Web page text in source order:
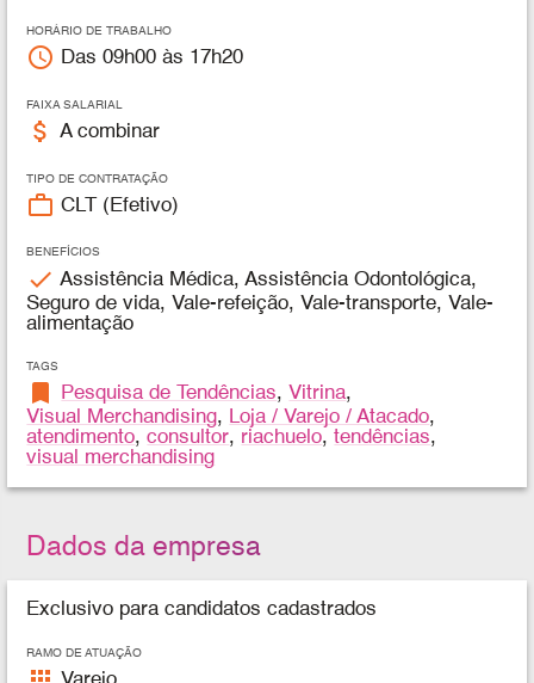
HORÁRIO DE TRABALHO
access_time Das 09h00 às 17h20
FAIXA SALARIAL
attach_money A combinar
TIPO DE CONTRATAÇÃO
work_outline CLT (Efetivo)
BENEFÍCIOS
check Assistência Médica, Assistência Odontológica,
Seguro de vida, Vale-refeição, Vale-transporte, Vale-
alimentação
TAGS
bookmark Pesquisa de Tendências, Vitrina,
Visual Merchandising, Loja / Varejo / Atacado,
atendimento,consultor, riachuelo,tendências,
visual merchandising
Dados da empresa
Exclusivo para candidatos cadastrados
RAMO DE ATUAÇÃO